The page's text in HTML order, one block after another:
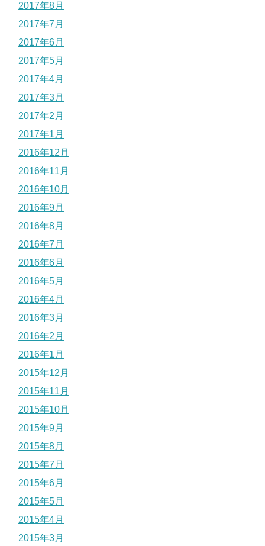
2017年8月
2017年7月
2017年6月
2017年5月
2017年4月
2017年3月
2017年2月
2017年1月
2016年12月
2016年11月
2016年10月
2016年9月
2016年8月
2016年7月
2016年6月
2016年5月
2016年4月
2016年3月
2016年2月
2016年1月
2015年12月
2015年11月
2015年10月
2015年9月
2015年8月
2015年7月
2015年6月
2015年5月
2015年4月
2015年3月